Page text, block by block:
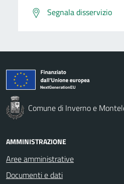
Segnala disservizio
Comune di Inverno e
AMMINISTRAZIONE
Aree amministrative
Documenti e dati